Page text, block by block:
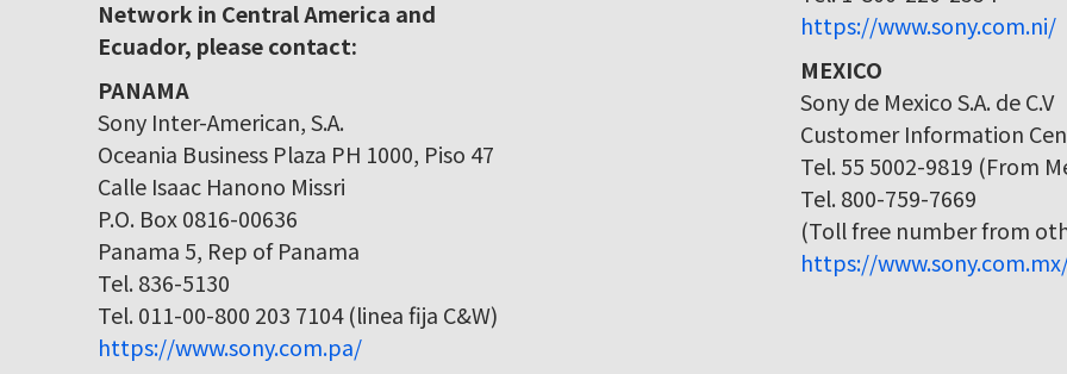
Network in Central America and
Ecuador, please contact:
PANAMA
Sony Inter-American, S.A.
Oceania Business Plaza PH 1000, Piso 47
Calle Isaac Hanono Missri
P.O. Box 0816-00636
Panama 5, Rep of Panama
Tel. 836-5130
Tel. 011-00-800 203 7104 (linea fija C&W)
https://www.sony.com.pa/
https://www.sony.com.ni/
MEXICO
Sony de Mexico S.A. de C.V
Customer Information
Tel. 55 5002-9819 (From
Tel. 800-759-7669
(Toll free number from
https://